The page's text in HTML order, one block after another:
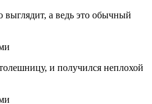
выглядит, а ведь это обычный
и получился неплохой